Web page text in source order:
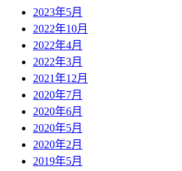
2023年5月
2022年10月
2022年4月
2022年3月
2021年12月
2020年7月
2020年6月
2020年5月
2020年2月
2019年5月